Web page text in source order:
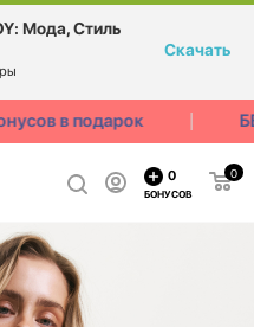
в подарок
0
0
БОНУСОВ
Мода, Стиль
Скачать